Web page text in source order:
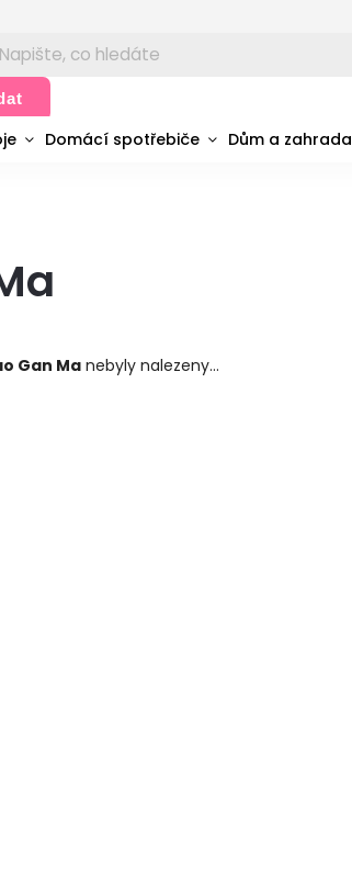
Domácí spotřebiče Dům a zahrada
Gan Manebyly nalezeny...